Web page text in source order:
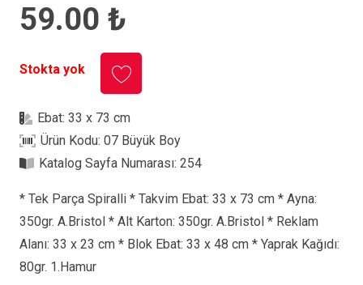
59.00 ₺
Stokta yok
Ebat:33 x 73 cm
Ürün Kodu:07 Büyük Boy
Katalog Sayfa Numarası:254
* Tek Parça Spiralli * Takvim Ebat: 33 x 73 cm * Ayna:
350gr. A.Bristol * Alt Karton: 350gr. A.Bristol * Reklam
Alanı: 33 x 23 cm * Blok Ebat: 33 x 48 cm * Yaprak Kağıdı:
80gr. 1.Hamur